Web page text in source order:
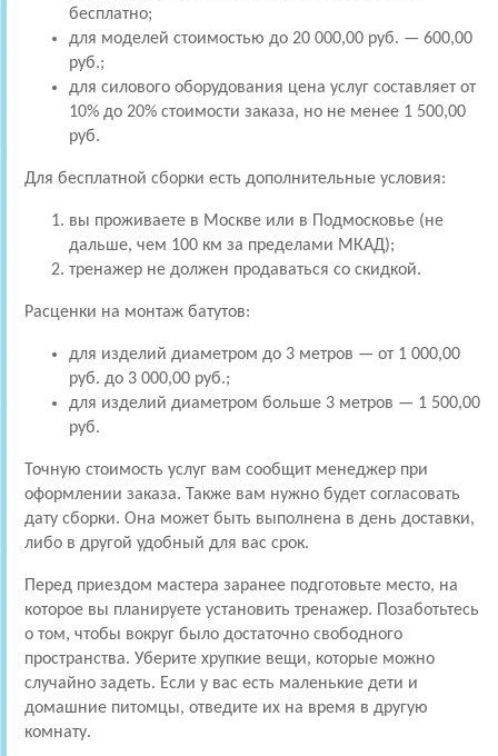
бесплатно;
для моделей стоимостью до 20 000,00 руб. — 600,00
руб.;
для силового оборудования цена услуг составляет от
10% до 20% стоимости заказа, но не менее 1 500,00
руб.
Для бесплатной сборки есть дополнительные условия:
вы проживаете в Москве или в Подмосковье (не
дальше, чем 100 км за пределами МКАД);
тренажер не должен продаваться со скидкой.
Расценки на монтаж батутов:
для изделий диаметром до 3 метров — от 1 000,00
руб. до 3 000,00 руб.;
для изделий диаметром больше 3 метров — 1 500,00
руб.
Точную стоимость услуг вам сообщит менеджер при
оформлении заказа. Также вам нужно будет согласовать
дату сборки. Она может быть выполнена в день доставки,
либо в другой удобный для вас срок.
Перед приездом мастера заранее подготовьте место, на
которое вы планируете установить тренажер. Позаботьтесь
о том, чтобы вокруг было достаточно свободного
пространства. Уберите хрупкие вещи, которые можно
случайно задеть. Если у вас есть маленькие дети и
домашние питомцы, отведите их на время в другую
комнату.